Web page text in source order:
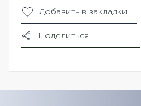
Добавить в закладки
Поделиться